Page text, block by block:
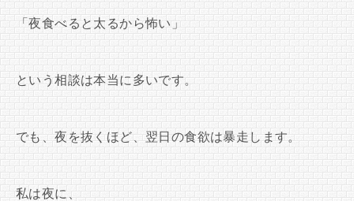
「夜食べると太るから怖い」
という相談は本当に多いです。
でも、夜を抜くほど、翌日の食欲は暴走します。
私は夜に、